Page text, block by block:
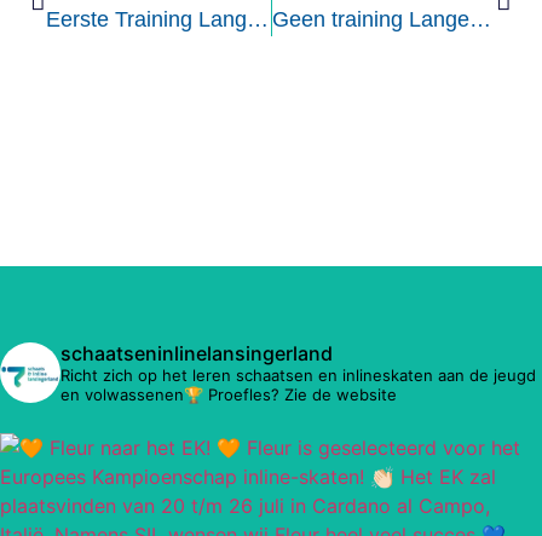
Eerste Training Langebaan
Geen training Langebaan en Shorttrack
schaatseninlinelansingerland
Richt zich op het leren schaatsen en inlineskaten aan de jeugd
en volwassenen🏆 Proefles? Zie de website